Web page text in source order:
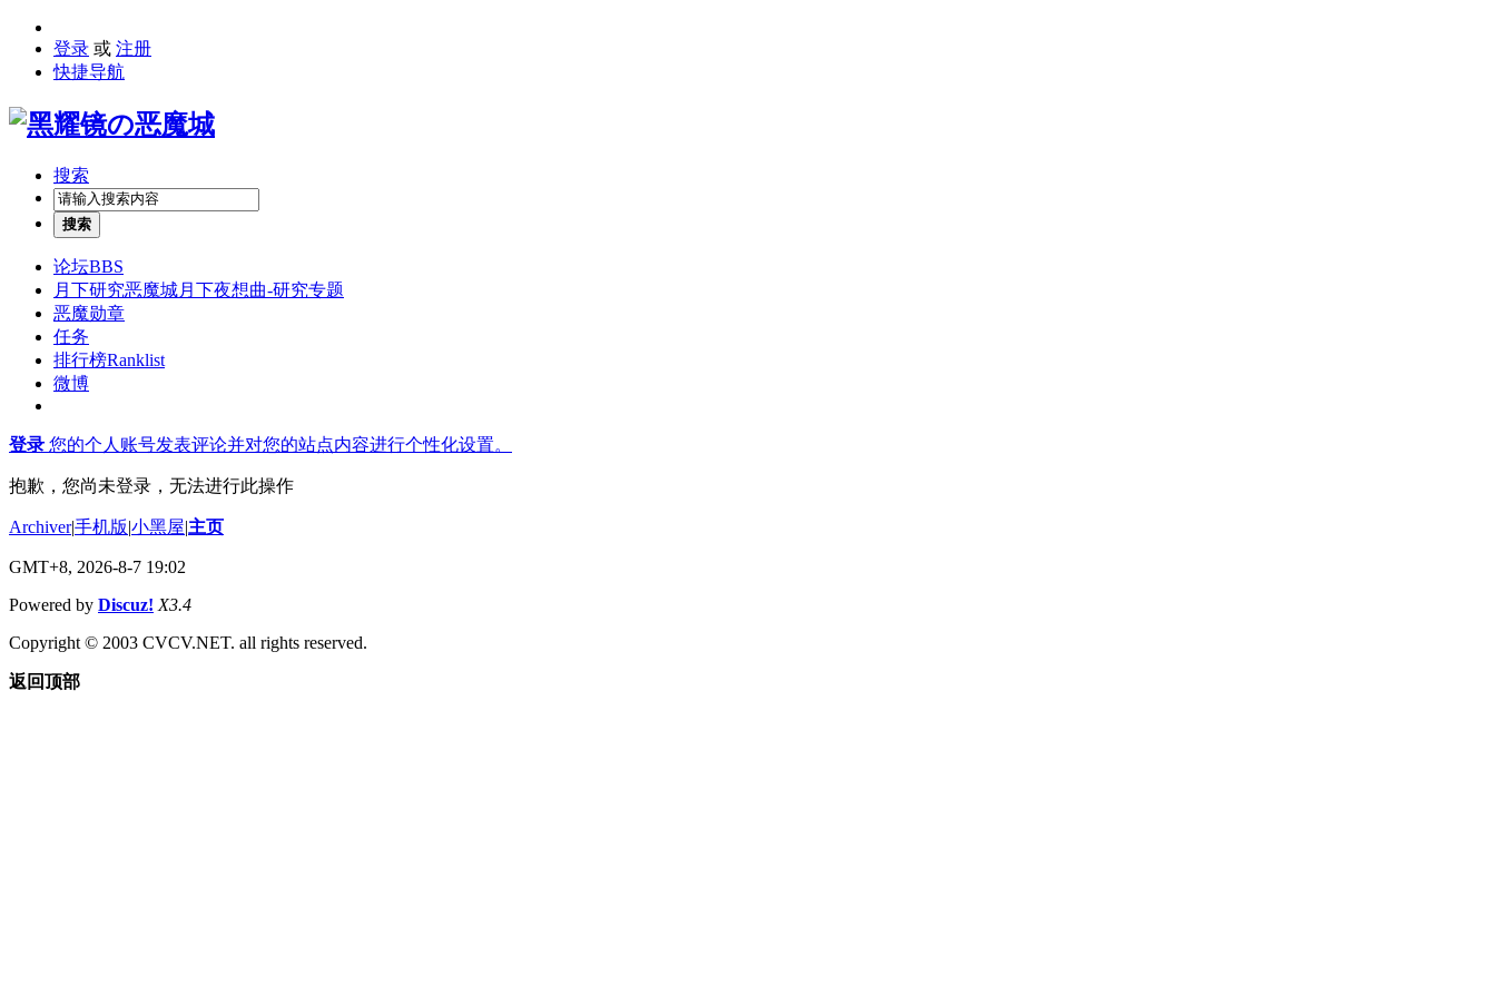
登录 或 注册
快捷导航
搜索
搜索
论坛BBS
月下研究恶魔城月下夜想曲-研究专题
恶魔勋章
任务
排行榜Ranklist
微博
登录 您的个人账号发表评论并对您的站点内容进行个性化设置。
抱歉，您尚未登录，无法进行此操作
Archiver|手机版|小黑屋|主页
GMT+8, 2026-8-7 19:02
Powered by Discuz! X3.4
Copyright © 2003 CVCV.NET. all rights reserved.
返回顶部